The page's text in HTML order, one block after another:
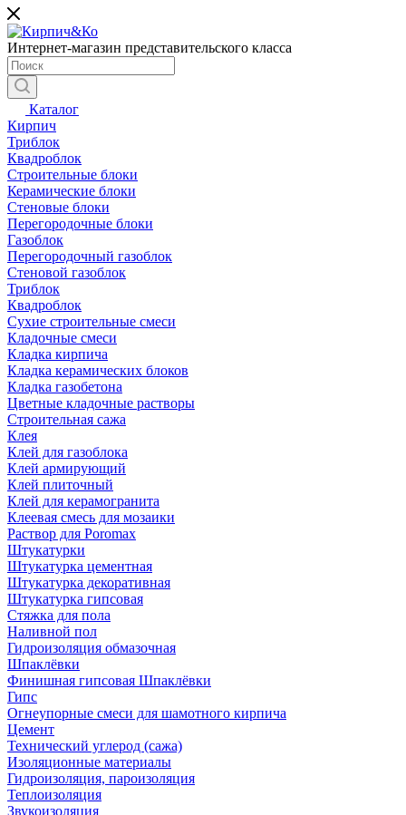
Интернет-магазин представительского класса
Каталог
Кирпич
Триблок
Квадроблок
Строительные блоки
Керамические блоки
Стеновые блоки
Перегородочные блоки
Газоблок
Перегородочный газоблок
Стеновой газоблок
Триблок
Квадроблок
Сухие строительные смеси
Кладочные смеси
Кладка кирпича
Кладка керамических блоков
Кладка газобетона
Цветные кладочные растворы
Строительная сажа
Клея
Клей для газоблока
Клей армирующий
Клей плиточный
Клей для керамогранита
Клеевая смесь для мозаики
Раствор для Poromax
Штукатурки
Штукатурка цементная
Штукатурка декоративная
Штукатурка гипсовая
Стяжка для пола
Наливной пол
Гидроизоляция обмазочная
Шпаклёвки
Финишная гипсовая Шпаклёвки
Гипс
Огнеупорные смеси для шамотного кирпича
Цемент
Технический углерод (сажа)
Изоляционные материалы
Гидроизоляция, пароизоляция
Теплоизоляция
Звукоизоляция